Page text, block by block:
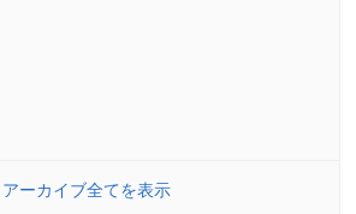
アーカイブ全てを表示